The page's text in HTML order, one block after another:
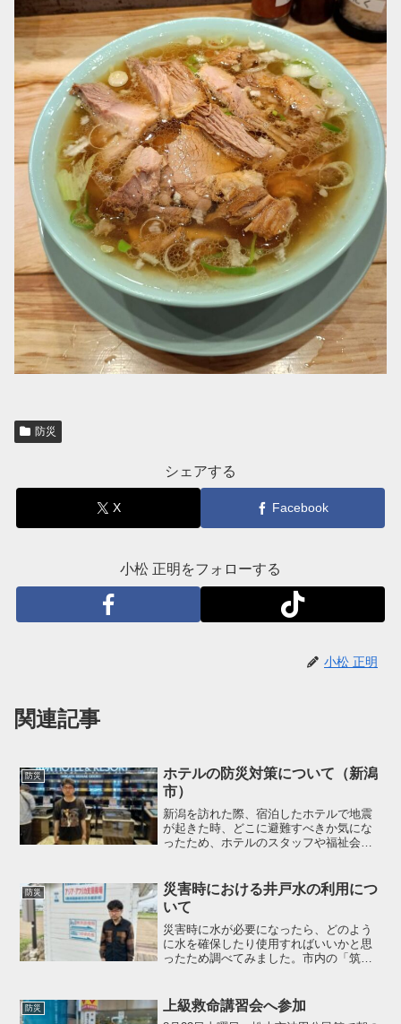
防災
シェアする
X Facebook
小松 正明をフォローする
小松 正明
関連記事
防災
ホテルの防災対策について（新潟
市）
新潟を訪れた際、宿泊したホテルで地震
が起きた時、どこに避難すべきか気にな
ったため、ホテルのスタッフや福祉会館
会館に指定されていました。また、津波
避難には新潟市中央区八千...
防災
災害時における井戸水の利用につ
いて
災害時に水が必要になったら、どのよう
に水を確保したり使用すればいいかと思
ったため調べてみました。市内の「筑摩
の井戸について１．災害時の井戸は飲料
水や生活用水の確保 災害で...
防災 上級救命講習会へ参加